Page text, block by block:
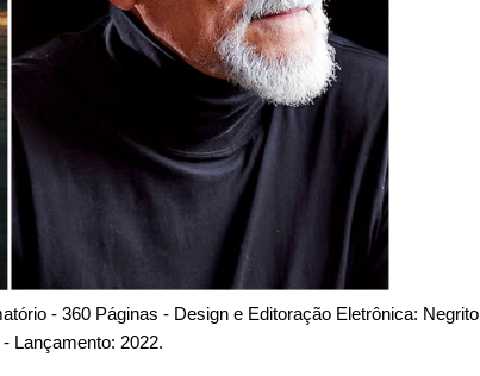
- 360 Páginas - Design e Editoração Eletrônica: Negrito
- Lançamento: 2022.